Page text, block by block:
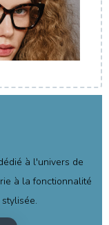
à l'univers de
à la fonctionnalité